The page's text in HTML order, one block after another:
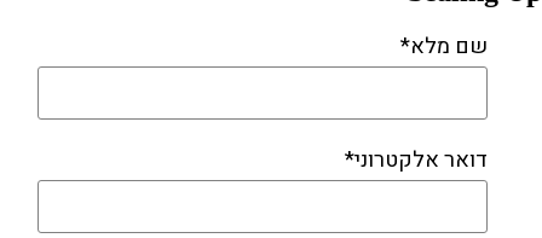
שם מלא*
דואר אלקטרוני*